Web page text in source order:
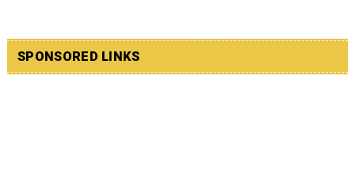
SPONSORED LINKS